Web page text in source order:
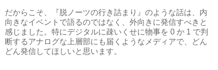
だからこそ、『脱ノーツの行き詰まり』のような話は、内
向きなイベントで語るのではなく、外向きに発信すべきと
感じました。特にデジタルに疎いくせに物事を 0 か 1 で判
断するアナログな上層部にも届くようなメディアで、どん
どん発信してほしいと思います。